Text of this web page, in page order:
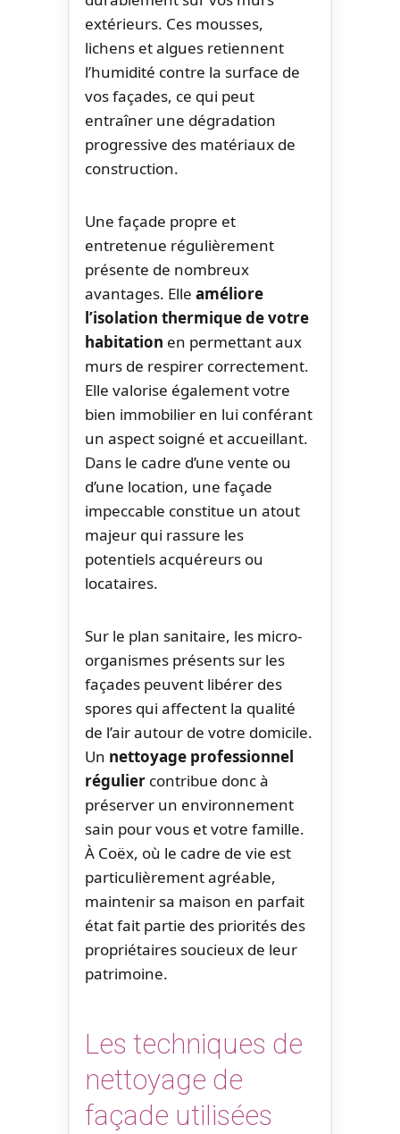
extérieurs. Ces mousses,
lichens et algues retiennent
l’humidité contre la surface de
vos façades, ce qui peut
entraîner une dégradation
progressive des matériaux de
construction.
Une façade propre et
entretenue régulièrement
présente de nombreux
avantages. Elle améliore
l’isolation thermique de votre
habitation en permettant aux
murs de respirer correctement.
Elle valorise également votre
bien immobilier en lui conférant
un aspect soigné et accueillant.
Dans le cadre d’une vente ou
d’une location, une façade
impeccable constitue un atout
majeur qui rassure les
potentiels acquéreurs ou
locataires.
Sur le plan sanitaire, les micro-
organismes présents sur les
façades peuvent libérer des
spores qui affectent la qualité
de l’air autour de votre domicile.
Un nettoyage professionnel
régulier contribue donc à
préserver un environnement
sain pour vous et votre famille.
À Coëx, où le cadre de vie est
particulièrement agréable,
maintenir sa maison en parfait
état fait partie des priorités des
propriétaires soucieux de leur
patrimoine.
Les techniques de
nettoyage de
façade utilisées